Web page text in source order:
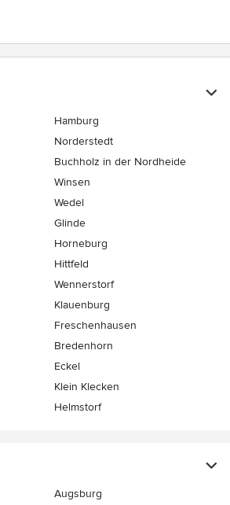
Hamburg
Norderstedt
Buchholz in der Nordheide
Winsen
Wedel
Glinde
Horneburg
Hittfeld
Wennerstorf
Klauenburg
Freschenhausen
Bredenhorn
Eckel
Klein Klecken
Helmstorf
Augsburg